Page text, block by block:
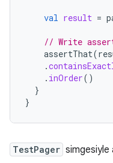
val result =
// Write
assertThat(
.
. inOrder()
}
}
TestPager simgesiyle